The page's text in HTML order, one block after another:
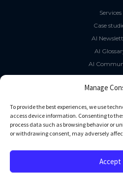
Manage
To provide the best experiences, we use
access device information. Consenting to
process data such as browsing behavior or
or withdrawing consent, may adversely
Accept
Services
Case
AI
AI
AI
The LLM
Social